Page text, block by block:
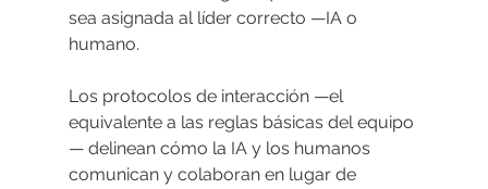
sea asignada al líder correcto —IA o
humano.
Los protocolos de interacción —el
equivalente a las reglas básicas del equipo
— delinean cómo la IA y los humanos
comunican y colaboran en lugar de